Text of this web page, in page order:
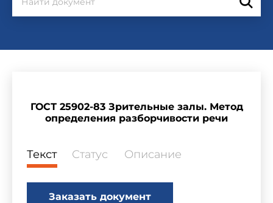
ГОСТ 25902-83 Зрительные залы. Метод
определения разборчивости речи
Текст Статус Описание
Заказать документ